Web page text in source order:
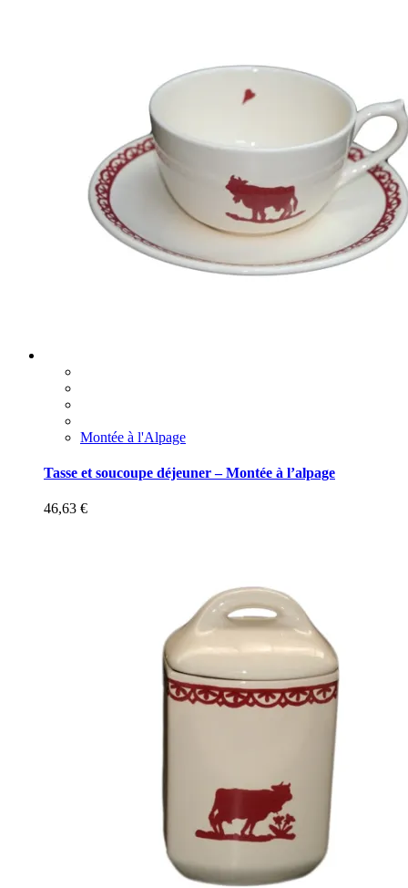
Montée à l'Alpage
Tasse et soucoupe déjeuner – Montée à l’alpage
46,63 €